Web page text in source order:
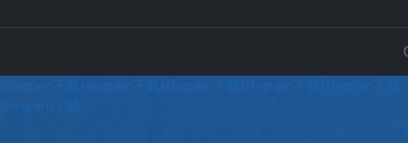
telegram下载telegram下载telegram下载 telegram下载
telegram下载
telegram下载